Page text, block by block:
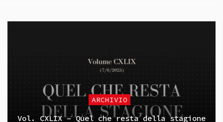
ARCHIVIO
Vol. CXLIX – Quel che resta della stagione